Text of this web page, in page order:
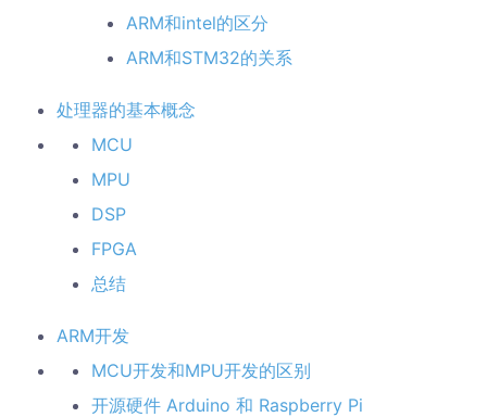
ARM和intel的区分
ARM和STM32的关系
处理器的基本概念
MCU
MPU
DSP
FPGA
总结
ARM开发
MCU开发和MPU开发的区别
开源硬件 Arduino 和 Raspberry Pi